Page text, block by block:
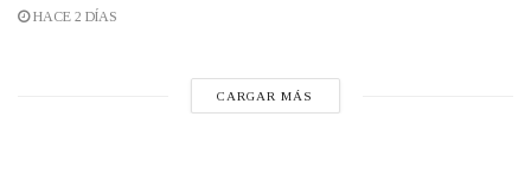
HACE 2 DÍAS
CARGAR MÁS